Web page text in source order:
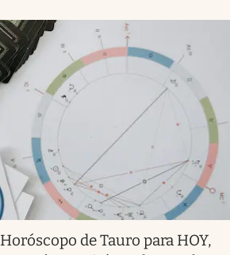
Horóscopo de Tauro para HOY,